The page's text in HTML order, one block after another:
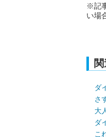
※記
い場
ダ
さ
大
ダ
こ